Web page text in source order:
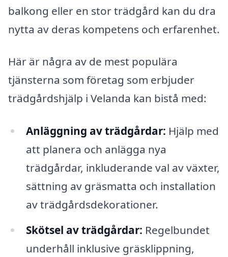
balkong eller en stor trädgård kan du dra
nytta av deras kompetens och erfarenhet.
Här är några av de mest populära
tjänsterna som företag som erbjuder
trädgårdshjälp i Velanda kan bistå med:
Anläggning av trädgårdar: Hjälp med
att planera och anlägga nya
trädgårdar, inkluderande val av växter,
sättning av gräsmatta och installation
av trädgårdsdekorationer.
Skötsel av trädgårdar: Regelbundet
underhåll inklusive gräsklippning,